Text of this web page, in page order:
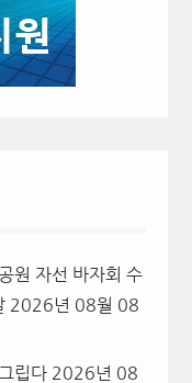
원 자선 바자회 수
2026년 08월 08
립다 2026년 08